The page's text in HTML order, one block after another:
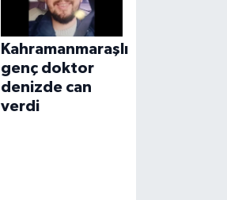
Kahramanmaraşlı
genç doktor
denizde can
verdi